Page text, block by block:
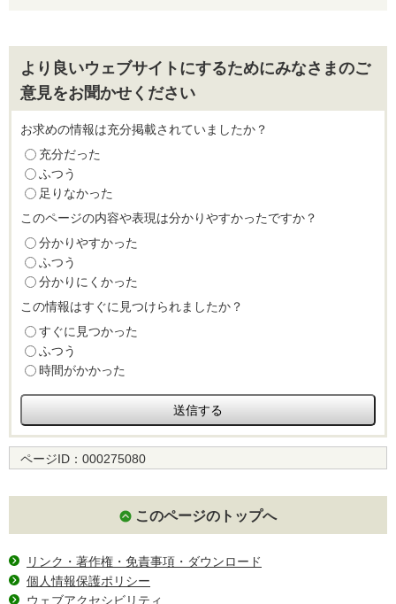
より良いウェブサイトにするためにみなさまのご
意見をお聞かせください
お求めの情報は充分掲載されていましたか？
充分だった
ふつう
足りなかった
このページの内容や表現は分かりやすかったですか？
分かりやすかった
ふつう
分かりにくかった
この情報はすぐに見つけられましたか？
すぐに見つかった
ふつう
時間がかかった
ページID： 000275080
このページのトップへ
リンク・著作権・免責事項・ダウンロード
個人情報保護ポリシー
ウェブアクセシビリティ